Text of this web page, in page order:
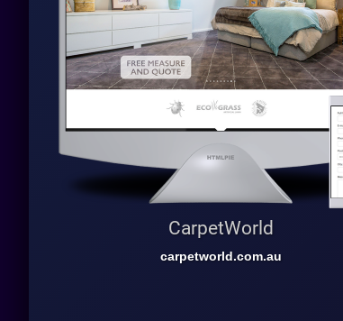
CarpetWorld
carpetworld.com.au